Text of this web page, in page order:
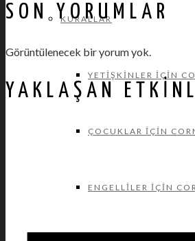
KURALLAR
YETIŞKINLER İÇIN
ÇOCUKLAR İÇIN
ENGELLILER İÇIN
SON YORUMLAR
Görüntülenecek bir yorum yok.
YAKLAŞAN